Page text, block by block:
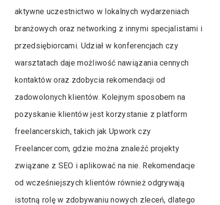
aktywne uczestnictwo w lokalnych wydarzeniach
branżowych oraz networking z innymi specjalistami i
przedsiębiorcami. Udział w konferencjach czy
warsztatach daje możliwość nawiązania cennych
kontaktów oraz zdobycia rekomendacji od
zadowolonych klientów. Kolejnym sposobem na
pozyskanie klientów jest korzystanie z platform
freelancerskich, takich jak Upwork czy
Freelancer.com, gdzie można znaleźć projekty
związane z SEO i aplikować na nie. Rekomendacje
od wcześniejszych klientów również odgrywają
istotną rolę w zdobywaniu nowych zleceń, dlatego